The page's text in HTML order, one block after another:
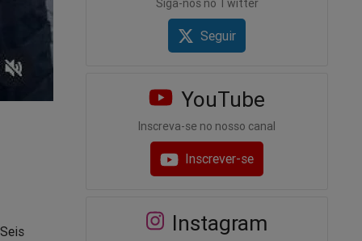
Siga-nos no Twitter
Seguir
YouTube
Inscreva-se no nosso canal
Inscrever-se
Instagram